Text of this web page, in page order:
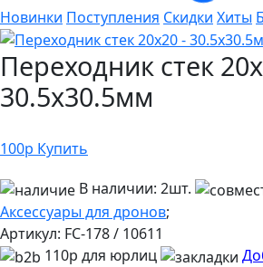
Новинки Поступления Скидки Хиты
Переходник стек
30.5х30.5мм
100р Купить
В наличии: 2шт.
Аксессуары для дронов;
Артикул: FC-178 / 10611
110р для юрлиц